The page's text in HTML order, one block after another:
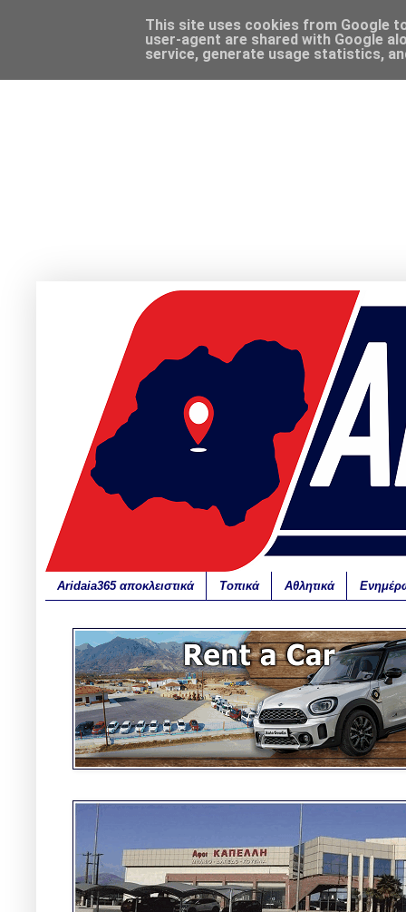
Aridaia365 αποκλειστικά Τοπικά Αθλητικά
This site uses cookies from Google
user-agent are shared with Google
service, generate usage statistics,